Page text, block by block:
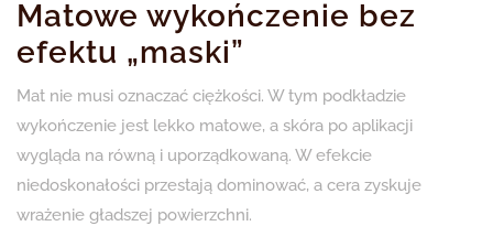
Matowe wykończenie bez
efektu „maski”
Mat nie musi oznaczać ciężkości. W tym podkładzie
wykończenie jest lekko matowe, a skóra po aplikacji
wygląda na równą i uporządkowaną. W efekcie
niedoskonałości przestają dominować, a cera zyskuje
wrażenie gładszej powierzchni.